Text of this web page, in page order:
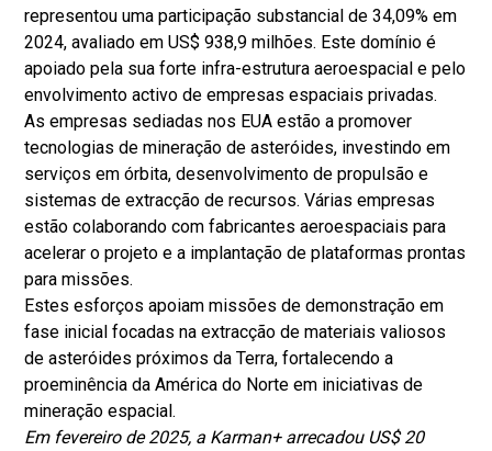
representou uma participação substancial de 34,09% em
2024, avaliado em US$ 938,9 milhões. Este domínio é
apoiado pela sua forte infra-estrutura aeroespacial e pelo
envolvimento activo de empresas espaciais privadas.
As empresas sediadas nos EUA estão a promover
tecnologias de mineração de asteróides, investindo em
serviços em órbita, desenvolvimento de propulsão e
sistemas de extracção de recursos. Várias empresas
estão colaborando com fabricantes aeroespaciais para
acelerar o projeto e a implantação de plataformas prontas
para missões.
Estes esforços apoiam missões de demonstração em
fase inicial focadas na extracção de materiais valiosos
de asteróides próximos da Terra, fortalecendo a
proeminência da América do Norte em iniciativas de
mineração espacial.
Em fevereiro de 2025, a Karman+ arrecadou US$ 20